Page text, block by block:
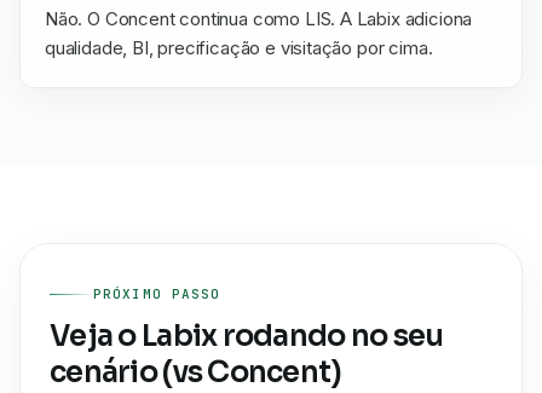
Não. O Concent continua como LIS. A Labix adiciona
qualidade, BI, precificação e visitação por cima.
PRÓXIMO PASSO
Veja o Labix rodando no seu
cenário (vs Concent)